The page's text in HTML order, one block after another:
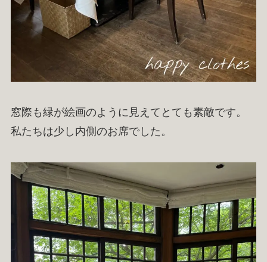
窓際も緑が絵画のように見えてとても素敵です。
私たちは少し内側のお席でした。